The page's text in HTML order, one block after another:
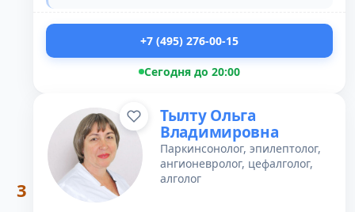
+7 (495) 276-00-15
Сегодня до 20:00
3
Тылту Ольга
Владимировна
Паркинсонолог, эпилептолог,
ангионевролог, цефалголог,
алголог